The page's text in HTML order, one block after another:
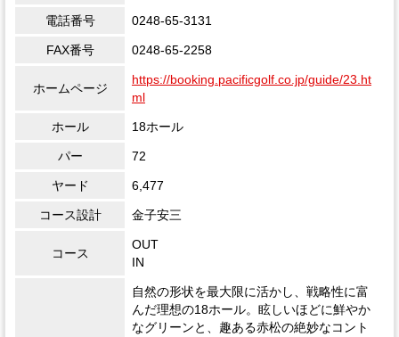
電話番号 0248-65-3131
FAX番号 0248-65-2258
ホームページ
https://booking.pacificgolf.co.jp/guide/23.ht
ml
ホール 18ホール
パー 72
ヤード 6,477
コース設計 金子安三
コース
OUT
IN
自然の形状を最大限に活かし、戦略性に富
んだ理想の18ホール。眩しいほどに鮮やか
なグリーンと、趣ある赤松の絶妙なコント